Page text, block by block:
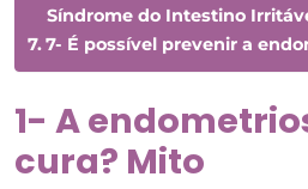
Síndrome do Intestino
7- É possível prevenir a
1- A
cura? Mito